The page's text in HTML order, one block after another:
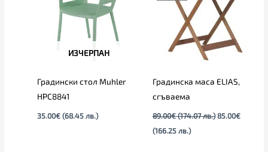
ИЗЧЕРПАН
Градински стол Muhler
HPC8841
35.00€ (68.45 лв.)
Градинска маса ELIAS,
сгъваема
89.00€ (174.07 лв.)
(174.07
лв.).
85.00€
(166.25 лв.)
(166.25
лв.).